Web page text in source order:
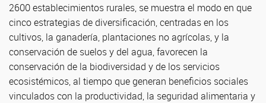
2600 establecimientos rurales, se muestra el modo en que
cinco estrategias de diversificación, centradas en los
cultivos, la ganadería, plantaciones no agrícolas, y la
conservación de suelos y del agua, favorecen la
conservación de la biodiversidad y de los servicios
ecosistémicos, al tiempo que generan beneficios sociales
vinculados con la productividad, la seguridad alimentaria y